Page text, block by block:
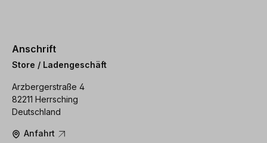
Anschrift
Store / Ladengeschäft
Arzbergerstraße 4
82211 Herrsching
Deutschland
Anfahrt